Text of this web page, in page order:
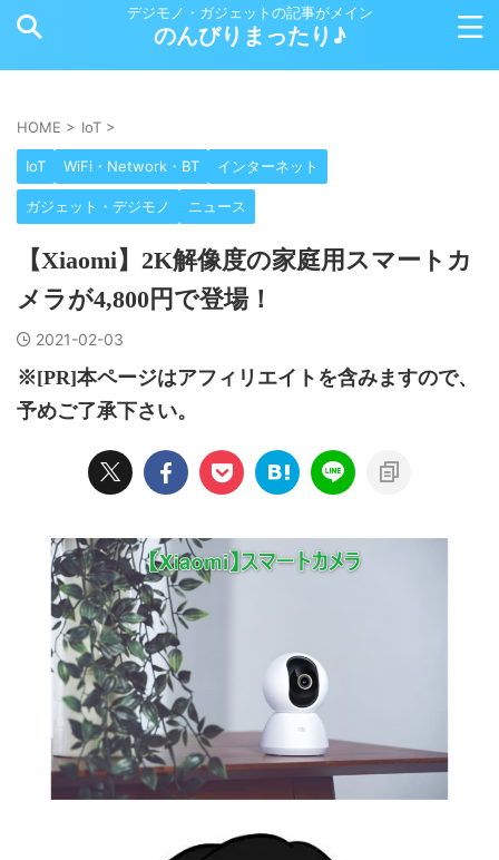
デジモノ・ガジェットの記事がメイン
のんびりまったり♪
HOME > IoT >
IoT WiFi・Network・BT インターネット
ガジェット・デジモノ ニュース
【Xiaomi】2K解像度の家庭用スマートカ
メラが4,800円で登場！
2021-02-03
※[PR]本ページはアフィリエイトを含みますので、
予めご了承下さい。